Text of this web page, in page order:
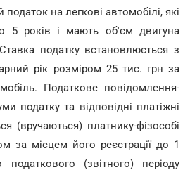
на легкові автомобілі, які
5 років і мають об'єм двигуна
податку встановлюється з
рік розміром 25 тис. грн за
Податкове повідомлення-
податку та відповідні платіжні
(вручаються) платнику-фізособі
за місцем його реєстрації до 1
(звітного) періоду